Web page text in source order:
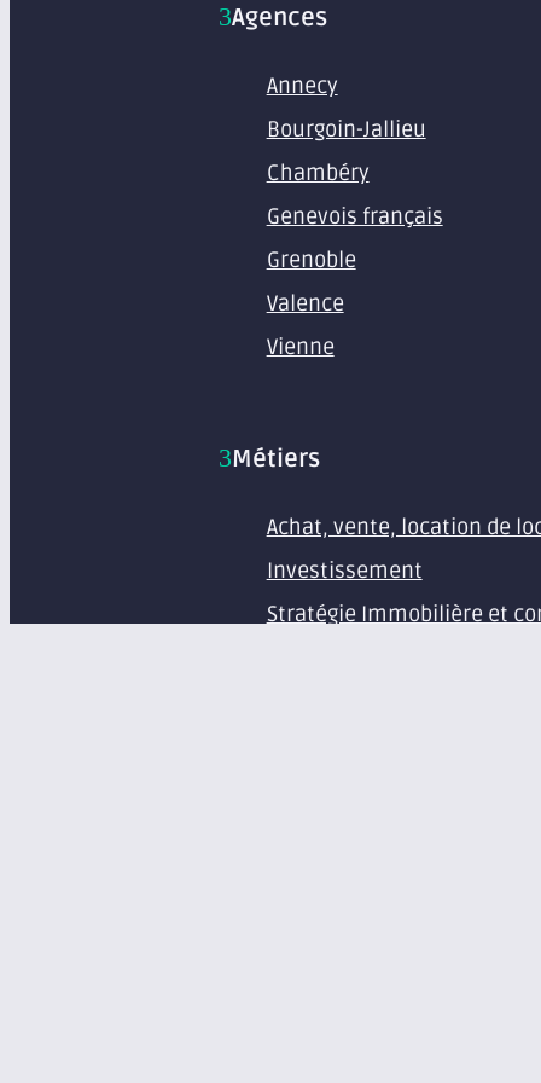
Agences
Annecy
Bourgoin-Jallieu
Chambéry
Genevois français
Grenoble
Valence
Vienne
Métiers
Achat, vente, location de
Investissement
Stratégie Immobilière et